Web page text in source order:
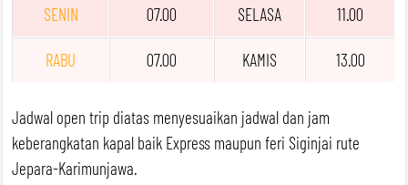
SENIN 07.00 SELASA 11.00
RABU 07.00 KAMIS 13.00
Jadwal open trip diatas menyesuaikan jadwal dan jam
keberangkatan kapal baik Express maupun feri Siginjai rute
Jepara-Karimunjawa.